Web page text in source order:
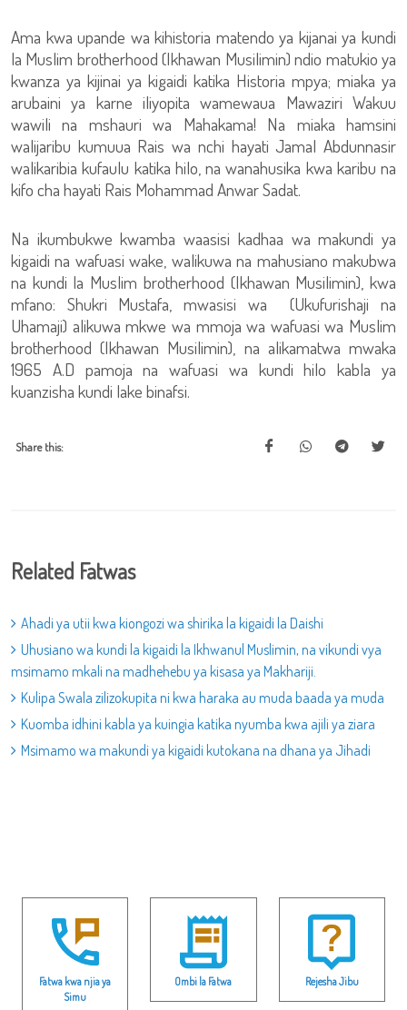
Ama kwa upande wa kihistoria matendo ya kijanai ya kundi
la Muslim brotherhood (Ikhawan Musilimin) ndio matukio ya
kwanza ya kijinai ya kigaidi katika Historia mpya; miaka ya
arubaini ya karne iliyopita wamewaua Mawaziri Wakuu
wawili na mshauri wa Mahakama! Na miaka hamsini
walijaribu kumuua Rais wa nchi hayati Jamal Abdunnasir
walikaribia kufaulu katika hilo, na wanahusika kwa karibu na
kifo cha hayati Rais Mohammad Anwar Sadat.
Na ikumbukwe kwamba waasisi kadhaa wa makundi ya
kigaidi na wafuasi wake, walikuwa na mahusiano makubwa
na kundi la Muslim brotherhood (Ikhawan Musilimin), kwa
mfano: Shukri Mustafa, mwasisi wa (Ukufurishaji na
Uhamaji) alikuwa mkwe wa mmoja wa wafuasi wa Muslim
brotherhood (Ikhawan Musilimin), na alikamatwa mwaka
1965 A.D pamoja na wafuasi wa kundi hilo kabla ya
kuanzisha kundi lake binafsi.
Share this:
Related Fatwas
Ahadi ya utii kwa kiongozi wa shirika la kigaidi la Daishi
Uhusiano wa kundi la kigaidi la Ikhwanul Muslimin, na vikundi vya
msimamo mkali na madhehebu ya kisasa ya Makhariji.
Kulipa Swala zilizokupita ni kwa haraka au muda baada ya muda
Kuomba idhini kabla ya kuingia katika nyumba kwa ajili ya ziara
Msimamo wa makundi ya kigaidi kutokana na dhana ya Jihadi
Fatwa kwa njia ya
Simu
Ombi la Fatwa Rejesha Jibu